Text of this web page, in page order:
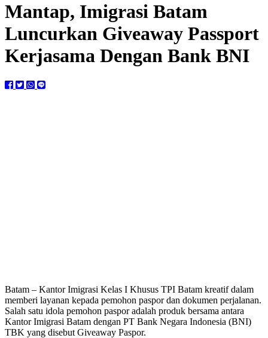
Mantap, Imigrasi Batam
Luncurkan Giveaway Passport
Kerjasama Dengan Bank BNI
Batam – Kantor Imigrasi Kelas I Khusus TPI Batam kreatif dalam
memberi layanan kepada pemohon paspor dan dokumen perjalanan.
Salah satu idola pemohon paspor adalah produk bersama antara
Kantor Imigrasi Batam dengan PT Bank Negara Indonesia (BNI)
TBK yang disebut Giveaway Paspor.